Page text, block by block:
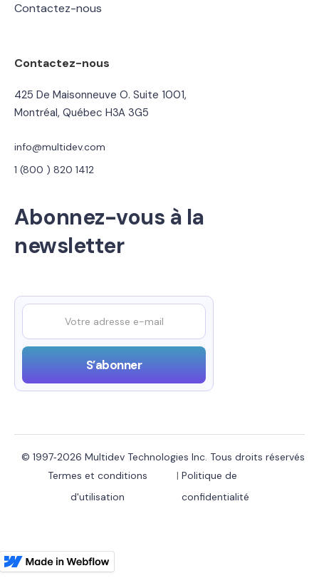
Contactez-nous
Contactez-nous
425 De Maisonneuve O. Suite 1001,
Montréal, Québec H3A 3G5
info@multidev.com
1 (800 ) 820 1412
Abonnez-vous à la
newsletter
© 1997‑2026 Multidev Technologies Inc. Tous droits réservés
Termes et conditions
d'utilisation
| Politique de
confidentialité